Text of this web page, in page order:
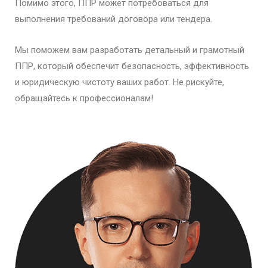
Помимо этого, ППР может потребоваться для
выполнения требований договора или тендера.
Мы поможем вам разработать детальный и грамотный
ППР, который обеспечит безопасность, эффективность
и юридическую чистоту ваших работ. Не рискуйте,
обращайтесь к профессионалам!